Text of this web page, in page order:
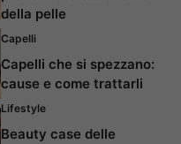
della pelle
Capelli
Capelli che si spezzano:
cause e come trattarli
Lifestyle
Beauty case delle